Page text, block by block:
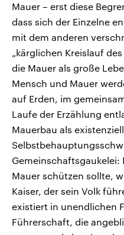
Mauer – erst diese
dass sich der Einzelne
mit dem anderen
„kärglichen Kreislauf
die Mauer als große
Mensch und Mauer
auf Erden, im
Laufe der Erzählung
Mauerbau als
Gemeinschaftsgaukelei:
Mauer schützen sollte,
Kaiser, der sein Volk
existiert in unendlichen
Führerschaft, die